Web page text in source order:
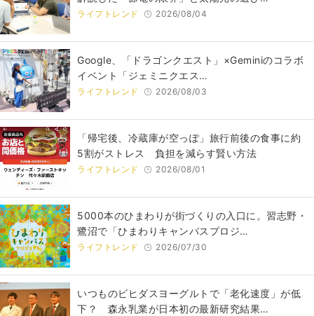
ライフトレンド 2026/08/04
Google、「ドラゴンクエスト」×Geminiのコラボ
イベント「ジェミニクエス…
ライフトレンド 2026/08/03
「帰宅後、冷蔵庫が空っぽ」旅行前後の食事に約
5割がストレス 負担を減らす賢い方法
ライフトレンド 2026/08/01
5000本のひまわりが街づくりの入口に。習志野・
鷺沼で「ひまわりキャンパスプロジ…
ライフトレンド 2026/07/30
いつものビヒダスヨーグルトで「老化速度」が低
下？ 森永乳業が日本初の最新研究結果…